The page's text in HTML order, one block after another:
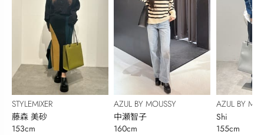
STYLEMIXER
藤森 美砂
153cm
AZUL BY MOUSSY
中瀬智子
160cm
AZUL BY
Shi
155cm